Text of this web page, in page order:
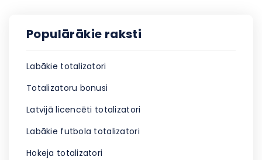
Populārākie raksti
Labākie totalizatori
Totalizatoru bonusi
Latvijā licencēti totalizatori
Labākie futbola totalizatori
Hokeja totalizatori